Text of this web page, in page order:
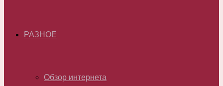
РАЗНОЕ
Обзор интернета